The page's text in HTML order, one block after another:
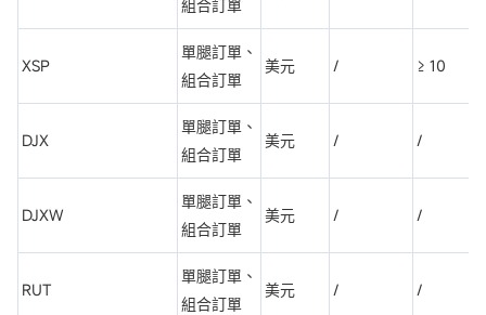
組合訂單
XSP
單腿訂單、
組合訂單
美元 / ≥ 10
DJX
單腿訂單、
組合訂單
美元 / /
DJXW
單腿訂單、
組合訂單
美元 / /
RUT
單腿訂單、
組合訂單
美元 / /